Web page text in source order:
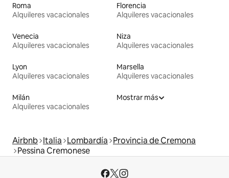
Roma
Alquileres vacacionales
Florencia
Alquileres vacacionales
Venecia
Alquileres vacacionales
Niza
Alquileres vacacionales
Lyon
Alquileres vacacionales
Marsella
Alquileres vacacionales
Milán
Alquileres vacacionales
Mostrar más
Airbnb Italia Lombardía Provincia de Cremona
Pessina Cremonese